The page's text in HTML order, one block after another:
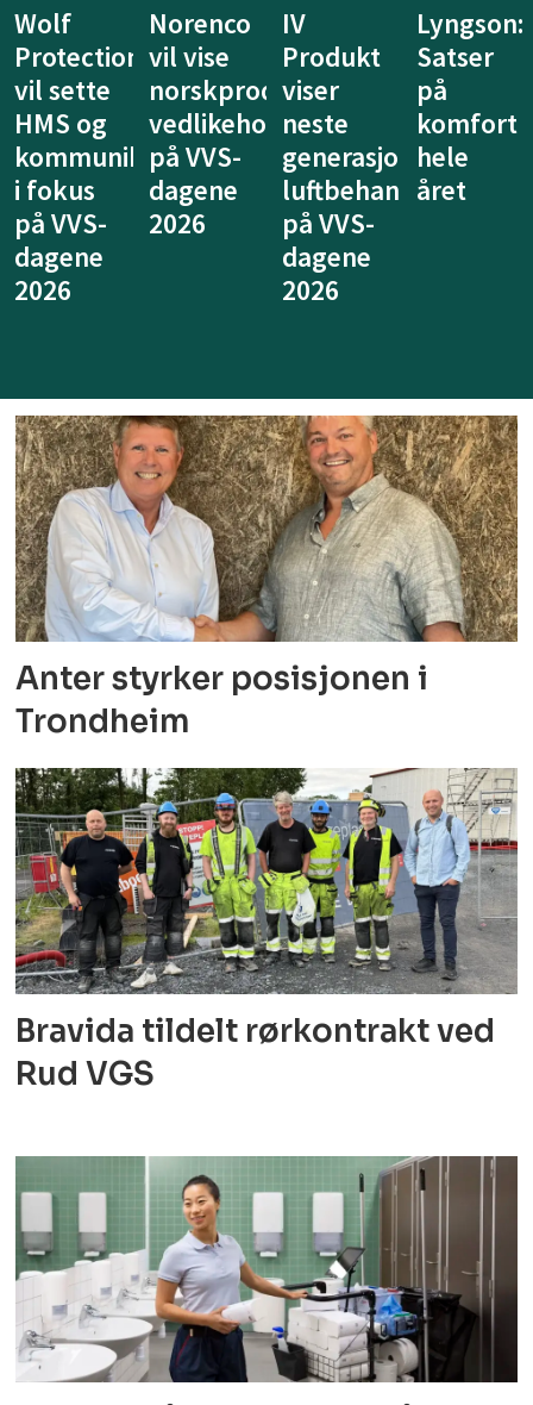
Wolf
Protection
vil sette
HMS og
kommunikasjon
i fokus
på VVS-
dagene
2026
Norenco
vil vise
norskproduserte
vedlikeholdsprodukter
på VVS-
dagene
2026
IV
Produkt
viser
neste
generasjon
luftbehandling
på VVS-
dagene
2026
Lyngson:
Satser
på
komfort
hele
året
Anter styrker posisjonen i
Trondheim
Bravida tildelt rørkontrakt ved
Rud VGS